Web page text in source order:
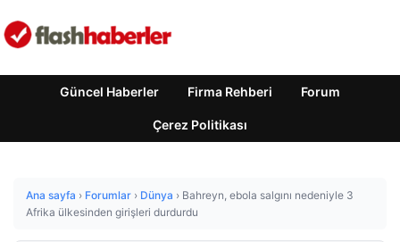
Güncel Haberler Firma Rehberi Forum
Çerez Politikası
Ana sayfa › Forumlar › Dünya › Bahreyn, ebola salgını nedeniyle 3
Afrika ülkesinden girişleri durdurdu